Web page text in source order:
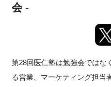
施設ご予約
マイページ
会 -
第28回医仁塾は勉強会ではな
る営業、マーケティング担当